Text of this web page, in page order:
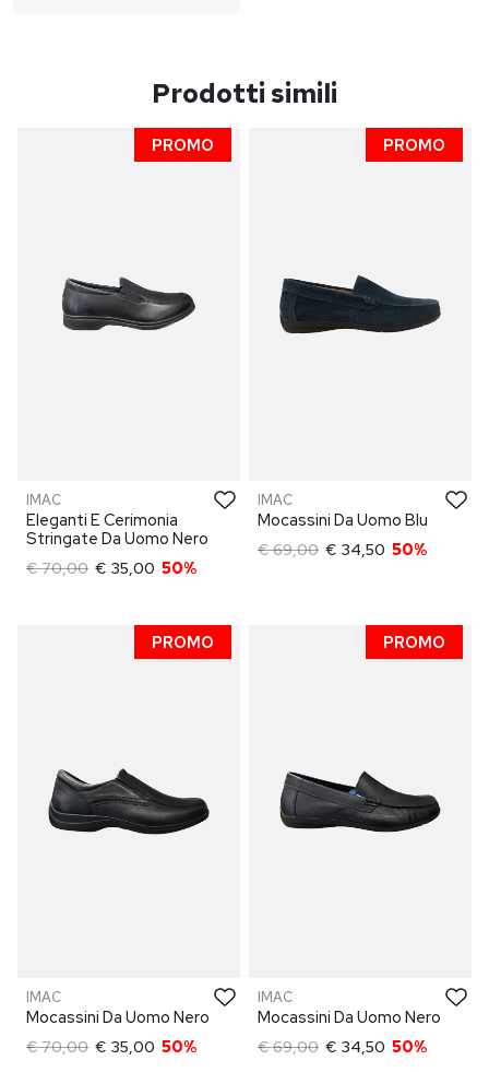
Prodotti simili
PROMO
IMAC
Eleganti E Cerimonia
Stringate Da Uomo Nero
€ 70,00 € 35,00 50%
PROMO
IMAC
Mocassini Da Uomo Blu
€ 69,00 € 34,50 50%
PROMO
IMAC
Mocassini Da Uomo Nero
€ 70,00 € 35,00 50%
PROMO
IMAC
Mocassini Da Uomo Nero
€ 69,00 € 34,50 50%